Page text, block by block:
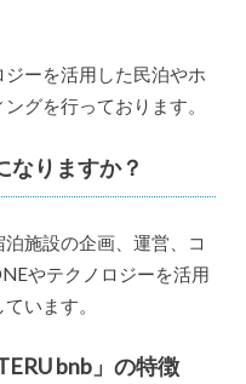
ーを活用した民泊やホ
グを行っております。
なりますか？
施設の企画、運営、コ
やテクノロジーを活用
います。
bnb」の特徴